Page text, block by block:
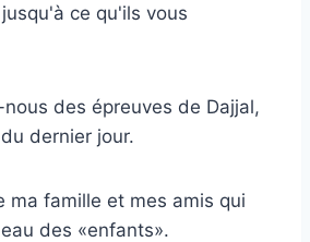
ce qu'ils vous
des épreuves de Dajjal,
dernier jour.
ma famille et mes amis qui
des «enfants».